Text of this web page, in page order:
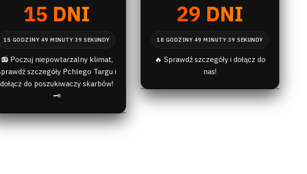
15 DNI
📻 Poczuj niepowtarzalny klimat,
szczegóły Pchlego Targu i
dołącz do poszukiwaczy skarbów!
🗝️
29 DNI
🔥 Sprawdź szczegóły i dołącz do
nas!